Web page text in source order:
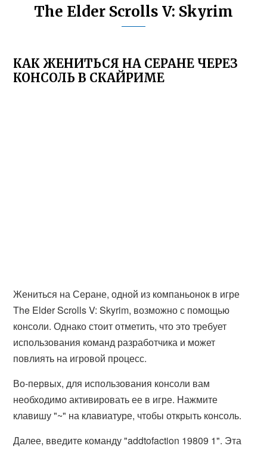
The Elder Scrolls V: Skyrim
КАК ЖЕНИТЬСЯ НА СЕРАНЕ ЧЕРЕЗ
КОНСОЛЬ В СКАЙРИМЕ
Жениться на Серане, одной из компаньонок в игре
The Elder Scrolls V: Skyrim, возможно с помощью
консоли. Однако стоит отметить, что это требует
использования команд разработчика и может
повлиять на игровой процесс.
Во-первых, для использования консоли вам
необходимо активировать ее в игре. Нажмите
клавишу "~" на клавиатуре, чтобы открыть консоль.
Далее, введите команду "addtofaction 19809 1". Эта